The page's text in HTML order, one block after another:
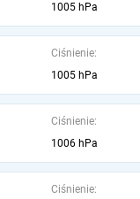
1005 hPa
Ciśnienie:
1005 hPa
Ciśnienie:
1006 hPa
Ciśnienie: